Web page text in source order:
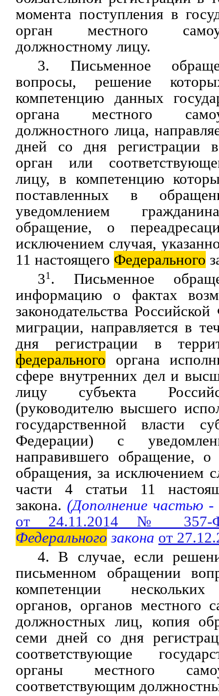
момента поступления в
орган местного
должностному лицу.
3. Письменное
вопросы, решение
компетенцию данных
органа местного
должностного лица,
дней со дня регистрации
орган или
лицу, в компетенцию
поставленных в
уведомлением
обращение, о
исключением случая,
11 настоящего Федерального
31 . Письменное
информацию о фактах
законодательства
миграции, направляется в
дня регистрации в
федерального органа
сфере внутренних дел и
лицу субъекта
(руководителю высшего
государственной власти
Федерации) с
направившего обращение, о
обращения, за исключением
части 4 статьи 11
закона. (Дополнение частью -
от 24.11.2014 № 357-
Федерального закона от
4. В случае, если
письменном обращении
компетенции нескольких
органов, органов местного
должностных лиц, копия
семи дней со дня
соответствующие
органы местного
соответствующим